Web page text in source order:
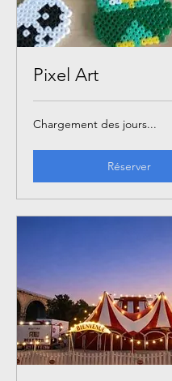
Pixel Art
Chargement des jours...
Réserver